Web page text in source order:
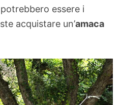
essere i
acquistare un’amaca